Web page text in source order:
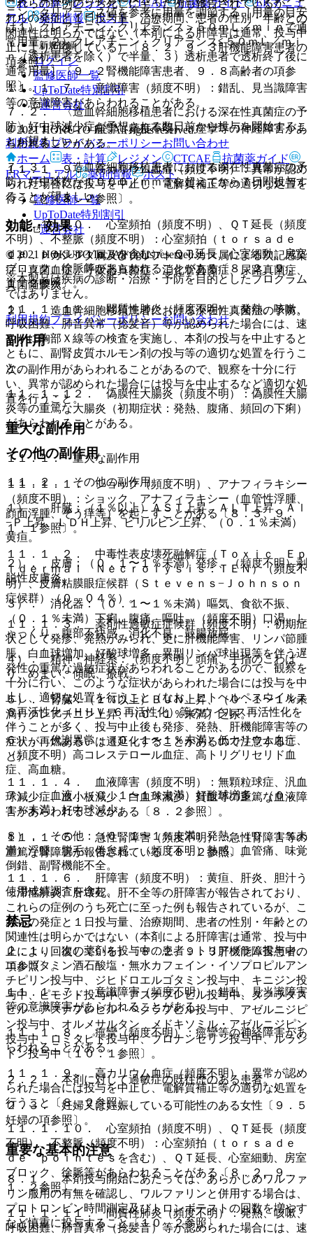
これらの症例のうち死亡に至った例も報告されているが、こ
れらの発症と１日投与量、治療期間、患者の性別・年齢との
関連性は明らかではない（本剤による肝障害は通常、投与中
止により回復している）〔８．２、９．３肝機能障害患者の
項参照〕。
１１．１．７． 意識障害（頻度不明）：錯乱、見当識障害
等の意識障害があらわれることがある。
１１．１．８． 痙攣（頻度不明）：痙攣等の神経障害があ
らわれることがある。
１１．１．９． 高カリウム血症（頻度不明）：異常が認め
られた場合には投与を中止し、電解質補正等の適切な処置を
行うこと〔８．２参照〕。
１１．１．１０． 心室頻拍（頻度不明）、ＱＴ延長（頻度
不明）、不整脈（頻度不明）：心室頻拍（ｔｏｒｓａｄｅ
ｄｅ ｐｏｉｎｔｅｓを含む）、ＱＴ延長、心室細動、房室
ブロック、徐脈等があらわれることがある〔８．２、９．
１．２参照〕。
１１．１．１１． 間質性肺炎（頻度不明）：発熱、咳嗽、
呼吸困難、肺音異常（捻髪音）等が認められた場合には、速
やかに胸部Ｘ線等の検査を実施し、本剤の投与を中止すると
ともに、副腎皮質ホルモン剤の投与等の適切な処置を行うこ
と。
１１．１．１２． 偽膜性大腸炎（頻度不明）：偽膜性大腸
炎等の重篤な大腸炎（初期症状：発熱、腹痛、頻回の下痢）
があらわれることがある。
その他の副作用
１１．２． その他の副作用
１）． 肝臓：（１％以上）ＡＳＴ上昇、ＡＬＴ上昇、Ａｌ
−Ｐ上昇、ＬＤＨ上昇、ビリルビン上昇、（０．１％未満）
黄疸。
２）． 皮膚：（０．１〜１％未満）発疹、（頻度不明）剥
脱性皮膚炎。
３）． 消化器：（０．１〜１％未満）嘔気、食欲不振、
（０．１％未満）下痢、腹痛、嘔吐、（頻度不明）口渇、し
ゃっくり、腹部不快感、消化不良、鼓腸放屁。
４）． 精神・神経系：（頻度不明）頭痛、手指のこわば
り、めまい、傾眠、振戦。
５）． 腎臓：（１％以上）ＢＵＮ上昇、（０．１〜１％未
満）クレアチニン上昇、（０．１％未満）乏尿。
６）． 代謝異常：（０．１〜１％未満）低カリウム血症、
（頻度不明）高コレステロール血症、高トリグリセリド血
症、高血糖。
７）． 血液：（０．１〜１％未満）好酸球増多、（０．
１％未満）好中球減少。
８）． その他：（０．１〜１％未満）発熱、（０．１％未
満）浮腫、脱毛、倦怠感、（頻度不明）熱感、血管痛、味覚
倒錯、副腎機能不全。
使用成績調査を含む。
禁忌
２．１． 次の薬剤を投与中の患者：トリアゾラム投与中、
エルゴタミン酒石酸塩・無水カフェイン・イソプロピルアン
チピリン投与中、ジヒドロエルゴタミン投与中、キニジン投
与中、ピモジド投与中、アスナプレビル投与中、ダクラタス
ビル・アスナプレビル・ベクラブビル投与中、アゼルニジピ
ン投与中、オルメサルタン メドキソミル・アゼルニジピン
投与中、ロミタピド投与中、ブロナンセリン投与中、ルラシ
ドン投与中〔１０．１参照〕。
２．２． 本剤に対して過敏症の既往歴のある患者。
２．３． 妊婦又は妊娠している可能性のある女性〔９．５
妊婦の項参照〕。
重要な基本的注意
８．１． 本剤投与開始にあたっては、あらかじめワルファ
リン服用の有無を確認し、ワルファリンと併用する場合は、
プロトロンビン時間測定及びトロンボテストの回数を増やす
など慎重に投与すること〔１０．２参照〕。
ニン・クリアランス値を参考に用量を調節する［用量の目安
は１）クレアチニン・クリアランス＞５０ｍＬ／ｍｉｎで通
常用量、２）クレアチニン・クリアランス≦５０ｍＬ／ｍｉ
ｎ（透析患者を除く）で半量、３）透析患者で透析終了後に
通常用量］〔９．２腎機能障害患者、９．８高齢者の項参
照〕。
７．２． 〈造血幹細胞移植患者における深在性真菌症の予
防〉好中球減少症が予想される数日前から投与を開始するこ
とが望ましい。
７．３． 〈造血幹細胞移植患者における深在性真菌症の予
防〉好中球数が１０００／ｍｍ３を超えてから７日間投与す
ることが望ましい。
効能・効果
１）． カンジダ属及びクリプトコッカス属による次記感染
症：真菌血症、呼吸器真菌症、消化管真菌症、尿路真菌症、
真菌髄膜炎。
２）． 造血幹細胞移植患者における深在性真菌症の予防。
副作用
次の副作用があらわれることがあるので、観察を十分に行
い、異常が認められた場合には投与を中止するなど適切な処
置を行うこと。
重大な副作用
１１．１． 重大な副作用
１１．１．１． ショック（頻度不明）、アナフィラキシー
（頻度不明）：ショック、アナフィラキシー（血管性浮腫、
顔面浮腫、そう痒等）を起こすことがある〔８．３、９．
１．１参照〕。
１１．１．２． 中毒性表皮壊死融解症（Ｔｏｘｉｃ Ｅｐ
ｉｄｅｒｍａｌ Ｎｅｃｒｏｌｙｓｉｓ：ＴＥＮ）（頻度不
明）、皮膚粘膜眼症候群（Ｓｔｅｖｅｎｓ−Ｊｏｈｎｓｏｎ
症候群）（０．０４％）。
１１．１．３． 薬剤性過敏症症候群（頻度不明）：初期症
状として発疹、発熱がみられ、更に肝機能障害、リンパ節腫
脹、白血球増加、好酸球増多、異型リンパ球出現等を伴う遅
発性の重篤な過敏症状があらわれることがあるので、観察を
十分に行い、このような症状があらわれた場合には投与を中
止し、適切な処置を行うこと（なお、ヒトヘルペスウイルス
６再活性化（ＨＨＶ−６再活性化）等のウイルス再活性化を
伴うことが多く、投与中止後も発疹、発熱、肝機能障害等の
症状が再燃あるいは遷延化することがあるので注意するこ
と）。
１１．１．４． 血液障害（頻度不明）：無顆粒球症、汎血
球減少症、血小板減少、白血球減少、貧血等の重篤な血液障
害があらわれることがある〔８．２参照〕。
１１．１．５． 急性腎障害（頻度不明）：急性腎障害等の
重篤な腎障害が報告されている〔８．２参照〕。
１１．１．６． 肝障害（頻度不明）：黄疸、肝炎、胆汁う
っ滞性肝炎、肝壊死、肝不全等の肝障害が報告されており、
これらの症例のうち死亡に至った例も報告されているが、こ
れらの発症と１日投与量、治療期間、患者の性別・年齢との
関連性は明らかではない（本剤による肝障害は通常、投与中
止により回復している）〔８．２、９．３肝機能障害患者の
項参照〕。
１１．１．７． 意識障害（頻度不明）：錯乱、見当識障害
等の意識障害があらわれることがある。
１１．１．８． 痙攣（頻度不明）：痙攣等の神経障害があ
らわれることがある。
１１．１．９． 高カリウム血症（頻度不明）：異常が認め
られた場合には投与を中止し、電解質補正等の適切な処置を
行うこと〔８．２参照〕。
１１．１．１０． 心室頻拍（頻度不明）、ＱＴ延長（頻度
不明）、不整脈（頻度不明）：心室頻拍（ｔｏｒｓａｄｅ
ｄｅ ｐｏｉｎｔｅｓを含む）、ＱＴ延長、心室細動、房室
ブロック、徐脈等があらわれることがある〔８．２、９．
１．２参照〕。
１１．１．１１． 間質性肺炎（頻度不明）：発熱、咳嗽、
呼吸困難、肺音異常（捻髪音）等が認められた場合には、速
アル
薬剤情報 ポスト
新規登録
ログイン
監修医師一覧
UpToDate特別割引
運営会社
© 2021 HOKUTO Inc. All rights reserved.
利用規約プライバシーポリシーお問い合わせ
ホーム
表・計算 レジメン CTCAE
抗菌薬ガイド
ERマニュアル
薬剤情報 ポスト
監修医師一覧
UpToDate特別割引
運営会社
© 2021 HOKUTO Inc. All rights reserved.
※本製品は疾病の診断・治療・予防を目的としたプログラム
ではありません。
利用規約プライバシーポリシーお問い合わせ